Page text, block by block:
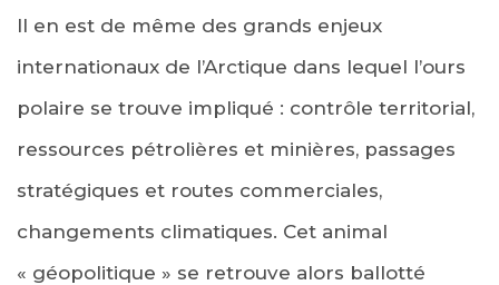
Il en est de même des grands enjeux
internationaux de l’Arctique dans lequel l’ours
polaire se trouve impliqué : contrôle territorial,
ressources pétrolières et minières, passages
stratégiques et routes commerciales,
changements climatiques. Cet animal
« géopolitique » se retrouve alors ballotté